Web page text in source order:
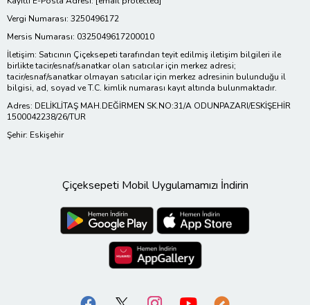
Vergi Numarası: 3250496172
Mersis Numarası: 0325049617200010
İletişim: Satıcının Çiçeksepeti tarafından teyit edilmiş iletişim bilgileri ile
birlikte tacir/esnaf/sanatkar olan satıcılar için merkez adresi;
tacir/esnaf/sanatkar olmayan satıcılar için merkez adresinin bulunduğu il
bilgisi, ad, soyad ve T.C. kimlik numarası kayıt altında bulunmaktadır.
Adres: DELİKLİTAŞ MAH.DEĞİRMEN SK.NO:31/A ODUNPAZARI/ESKİŞEHİR
1500042238/26/TUR
Şehir: Eskişehir
Çiçeksepeti Mobil Uygulamamızı İndirin